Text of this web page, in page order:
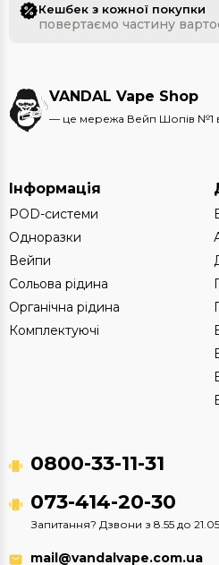
Кешбек з кожної покупки
повертаємо частину
VANDAL Vape Shop
— це мережа Вейп Шопів №1 в
Інформація
POD-системи
Одноразки
Вейпи
Сольова рідина
Органічна рідина
Комплектуючі
0800-33-11-31
073-414-20-30
Запитання? Дзвони з 8.55 до
mail@vandalvape.com.ua